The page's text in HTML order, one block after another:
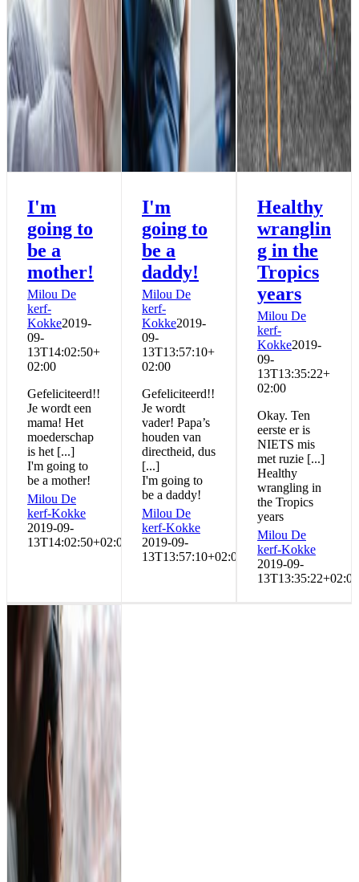
I'm
going to
be a
mother!
Milou De
kerf-
Kokke2019-
09-
13T14:02:50+
02:00
Gefeliciteerd!!
Je wordt een
mama! Het
moederschap
is het [...]
I'm going to
be a mother!
Milou De
kerf-Kokke
2019-09-
13T14:02:50+02:00
I'm
going to
be a
daddy!
Milou De
kerf-
Kokke2019-
09-
13T13:57:10+
02:00
Gefeliciteerd!!
Je wordt
vader! Papa’s
houden van
directheid, dus
[...]
I'm going to
be a daddy!
Milou De
kerf-Kokke
2019-09-
13T13:57:10+02:00
Healthy
wranglin
g in the
Tropics
years
Milou De
kerf-
Kokke2019-
09-
13T13:35:22+
02:00
Okay. Ten
eerste er is
NIETS mis
met ruzie [...]
Healthy
wrangling in
the Tropics
years
Milou De
kerf-Kokke
2019-09-
13T13:35:22+02:00